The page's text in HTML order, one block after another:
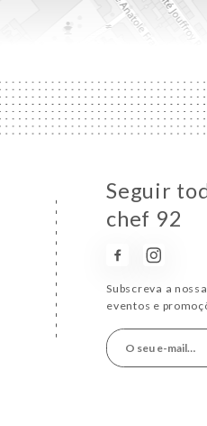
Seguir
chef 92
Subscreva a
eventos e